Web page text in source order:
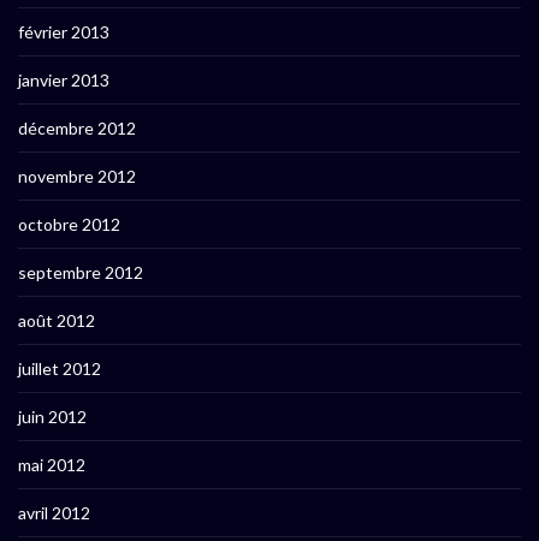
février 2013
janvier 2013
décembre 2012
novembre 2012
octobre 2012
septembre 2012
août 2012
juillet 2012
juin 2012
mai 2012
avril 2012